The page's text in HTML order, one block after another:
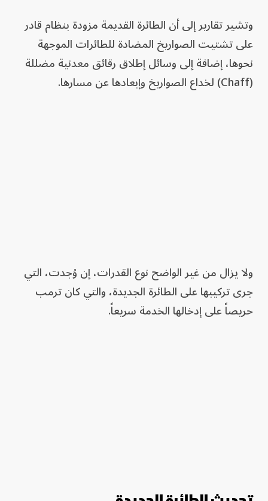
وتشير تقارير إلى أن الطائرة القديمة مزودة بنظام قادر
على تشتيت الصواريخ المضادة للطائرات الموجهة
نحوها، إضافة إلى وسائل إطلاق رقائق معدنية مضللة
(Chaff) لخداع الصواريخ وإبعادها عن مسارها.
ولا يزال من غير الواضح نوع القدرات، إن وُجدت، التي
جرى تركيبها على الطائرة الجديدة، والتي كان ترمب
حريصاً على إدخالها الخدمة سريعاً.